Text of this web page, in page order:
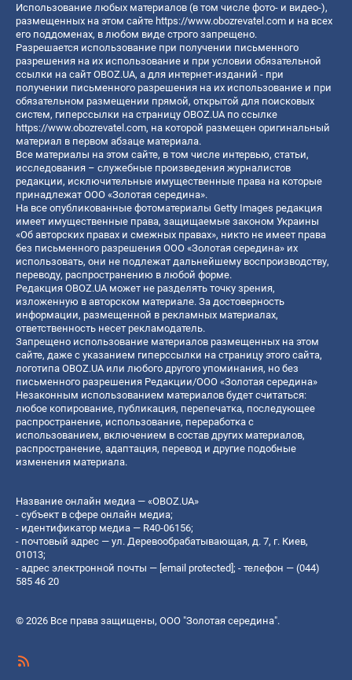
Использование любых материалов (в том числе фото- и видео-),
размещенных на этом сайте https://www.obozrevatel.com и на всех
его поддоменах, в любом виде строго запрещено.
Разрешается использование при получении письменного
разрешения на их использование и при условии обязательной
ссылки на сайт OBOZ.UA, а для интернет-изданий - при
получении письменного разрешения на их использование и при
обязательном размещении прямой, открытой для поисковых
систем, гиперссылки на страницу OBOZ.UA по ссылке
https://www.obozrevatel.com, на которой размещен оригинальный
материал в первом абзаце материала.
Все материалы на этом сайте, в том числе интервью, статьи,
исследования – служебные произведения журналистов
редакции, исключительные имущественные права на которые
принадлежат ООО «Золотая середина».
На все опубликованные фотоматериалы Getty Images редакция
имеет имущественные права, защищаемые законом Украины
«Об авторских правах и смежных правах», никто не имеет права
без письменного разрешения ООО «Золотая середина» их
использовать, они не подлежат дальнейшему воспроизводству,
переводу, распространению в любой форме.
Редакция OBOZ.UA может не разделять точку зрения,
изложенную в авторском материале. За достоверность
информации, размещенной в рекламных материалах,
ответственность несет рекламодатель.
Запрещено использование материалов размещенных на этом
сайте, даже с указанием гиперссылки на страницу этого сайта,
логотипа OBOZ.UA или любого другого упоминания, но без
письменного разрешения Редакции/ООО «Золотая середина»
Незаконным использованием материалов будет считаться:
любое копирование, публикация, перепечатка, последующее
распространение, использование, переработка с
использованием, включением в состав других материалов,
распространение, адаптация, перевод и другие подобные
изменения материала.
Название онлайн медиа — «OBOZ.UA»
- субъект в сфере онлайн медиа;
- идентификатор медиа — R40-06156;
- почтовый адрес — ул. Деревообрабатывающая, д. 7, г. Киев,
01013;
- адрес электронной почты — [email protected]; - телефон — (044)
585 46 20
© 2026 Все права защищены, ООО "Золотая середина".